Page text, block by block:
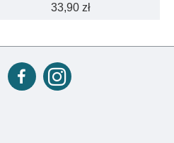
33,90 zł